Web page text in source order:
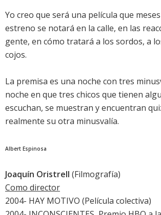
Yo creo que será una película que
estreno se notará en la calle, en las
gente, en cómo tratará a los sordos, a
cojos.
La premisa es una noche con tres
noche en que tres chicos que tienen
escuchan, se muestran y encuentran
realmente su otra minusvalía.
Albert Espinosa
Joaquín Oristrell (Filmografía)
Como director
2004- HAY MOTIVO (Película colectiva)